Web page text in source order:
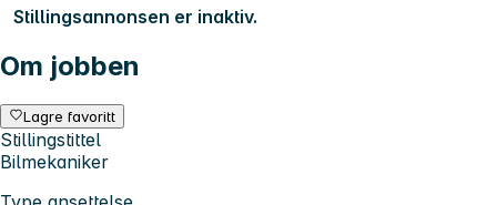
Stillingsannonsen er inaktiv.
Om jobben
Lagre favoritt
Stillingstittel
Bilmekaniker